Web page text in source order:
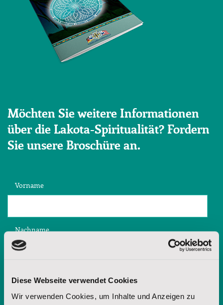
Diese Webseite verwendet Cookies
Wir verwenden Cookies, um Inhalte und Anzeigen zu
Möchten Sie weitere Informationen
über die Lakota-Spiritualität? Fordern
Sie unsere Broschüre an.
Vorname
Nachname